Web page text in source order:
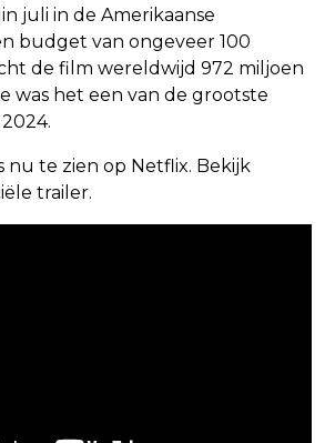
juli in de Amerikaanse
budget van ongeveer 100
de film wereldwijd 972 miljoen
was het een van de grootste
nu te zien op Netflix. Bekijk
trailer.